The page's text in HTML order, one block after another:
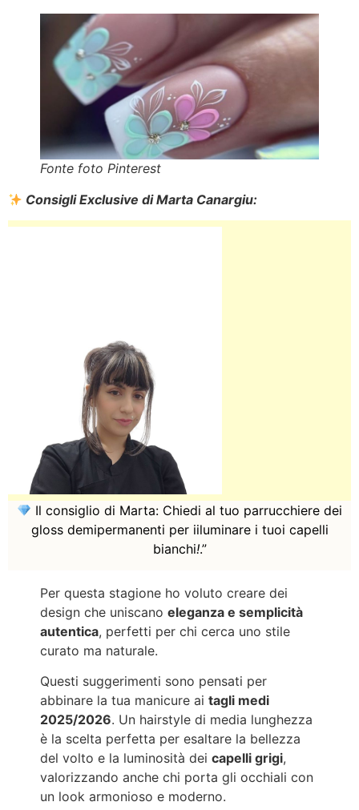
Fonte foto Pinterest
Consigli Exclusive di Marta Canargiu:
Il consiglio di Marta: Chiedi al tuo parrucchiere dei
gloss demipermanenti per iiluminare i tuoi capelli
bianchi!.”
Per questa stagione ho voluto creare dei
design che uniscano eleganza e semplicità
autentica, perfetti per chi cerca uno stile
curato ma naturale.
Questi suggerimenti sono pensati per
abbinare la tua manicure ai tagli medi
2025/2026. Un hairstyle di media lunghezza
è la scelta perfetta per esaltare la bellezza
del volto e la luminosità dei capelli grigi,
valorizzando anche chi porta gli occhiali con
un look armonioso e moderno.